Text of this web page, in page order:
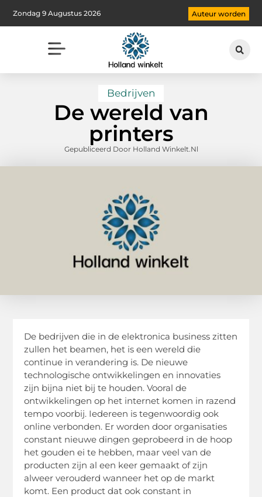
Zondag 9 Augustus 2026 Auteur worden
Bedrijven
De wereld van
printers
Gepubliceerd Door Holland Winkelt.nl
De bedrijven die in de elektronica business zitten
zullen het beamen, het is een wereld die
continue in verandering is. De nieuwe
technologische ontwikkelingen en innovaties
zijn bijna niet bij te houden. Vooral de
ontwikkelingen op het internet komen in razend
tempo voorbij. Iedereen is tegenwoordig ook
online verbonden. Er worden door organisaties
constant nieuwe dingen geprobeerd in de hoop
het gouden ei te hebben, maar veel van de
producten zijn al een keer gemaakt of zijn
alweer verouderd wanneer het op de markt
komt. Een product dat ook constant in